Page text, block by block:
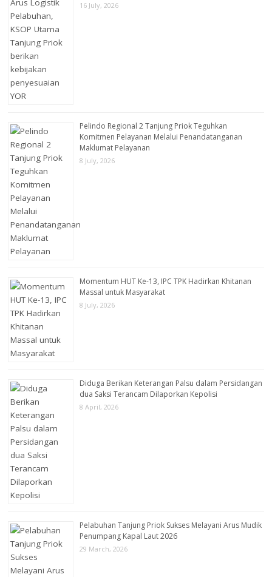
16 July, 2026
Pelindo Regional 2 Tanjung Priok Teguhkan
Komitmen Pelayanan Melalui Penandatanganan
Maklumat Pelayanan
8 July, 2026
Momentum HUT Ke-13, IPC TPK Hadirkan Khitanan
Massal untuk Masyarakat
8 July, 2026
Diduga Berikan Keterangan Palsu dalam Persidangan
dua Saksi Terancam Dilaporkan Kepolisi
8 April, 2026
Pelabuhan Tanjung Priok Sukses Melayani Arus Mudik
Penumpang Kapal Laut 2026
29 March, 2026